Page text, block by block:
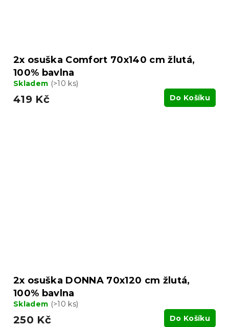
2x osuška Comfort 70x140 cm žlutá,
100% bavlna
Skladem (>10 ks)
419 Kč Do Košíku
2x osuška DONNA 70x120 cm žlutá,
100% bavlna
Skladem (>10 ks)
250 Kč Do Košíku